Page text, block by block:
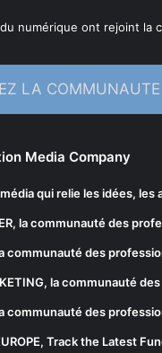
numérique ont rejoint la
LA
Media Company
qui relie les idées,
, la communauté des
communauté des
, la communauté
communauté des
, Track the Latest